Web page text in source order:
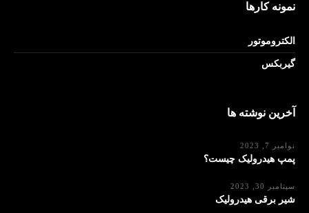
نمونه کارها
الکتروموتور
گیربکس
آخرین نوشته ها
نوامبر 7, 2023
پمپ هیدرولیک چیست؟
سپتامبر 30, 2023
شیر برقی هیدرولیک